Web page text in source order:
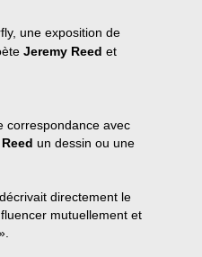
une exposition de
Jeremy Reed et
correspondance avec
un dessin ou une
directement le
mutuellement et